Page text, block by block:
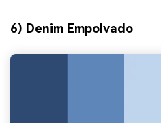
6) Denim Empolvado